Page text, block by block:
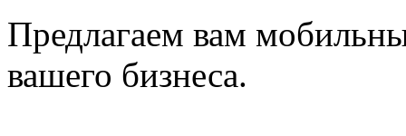
Предлагаем вам
вашего бизнеса.